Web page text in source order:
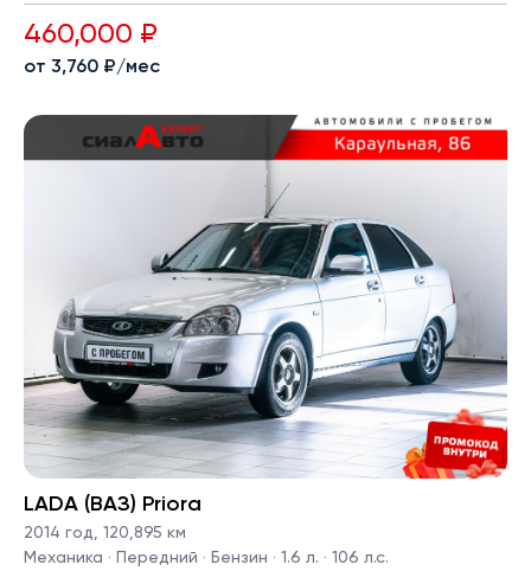
460,000 ₽
от 3,760 ₽/мес
LADA (ВАЗ) Priora
2014 год
120,895 км
Механика · Передний · Бензин · 1.6 л. · 106 л.с.